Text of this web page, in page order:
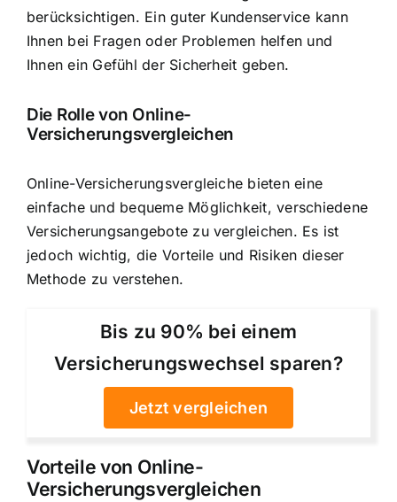
berücksichtigen. Ein guter Kundenservice kann
Ihnen bei Fragen oder Problemen helfen und
Ihnen ein Gefühl der Sicherheit geben.
Die Rolle von Online-
Versicherungsvergleichen
Online-Versicherungsvergleiche bieten eine
einfache und bequeme Möglichkeit, verschiedene
Versicherungsangebote zu vergleichen. Es ist
jedoch wichtig, die Vorteile und Risiken dieser
Methode zu verstehen.
Bis zu 90% bei einem
Versicherungswechsel sparen?
Jetzt vergleichen
Vorteile von Online-
Versicherungsvergleichen